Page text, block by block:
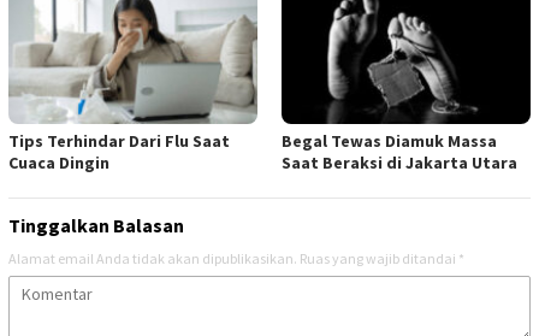
Tips Terhindar Dari Flu Saat
Cuaca Dingin
Begal Tewas Diamuk Massa
Saat Beraksi di Jakarta Utara
Tinggalkan Balasan
Alamat email Anda tidak akan dipublikasikan. Ruas yang wajib ditandai *